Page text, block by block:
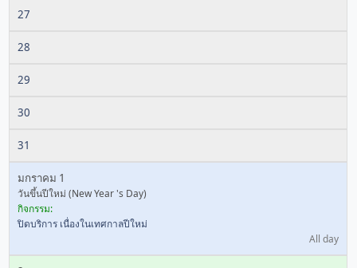
27
28
29
30
31
มกราคม 1
วันขึ้นปีใหม่ (New Year 's Day)
กิจกรรม:
ปิดบริการ เนื่องในเทศกาลปีใหม่
All day